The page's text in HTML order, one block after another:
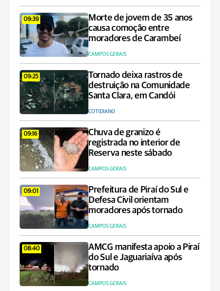
09:39
Morte de jovem de 35 anos
causa comoção entre
moradores de Carambeí
CAMPOS GERAIS
09:25
Tornado deixa rastros de
destruição na Comunidade
Santa Clara, em Candói
COTIDIANO
09:16
Chuva de granizo é
registrada no interior de
Reserva neste sábado
CAMPOS GERAIS
09:01
Prefeitura de Piraí do Sul e
Defesa Civil orientam
moradores após tornado
CAMPOS GERAIS
08:40
AMCG manifesta apoio a Piraí
do Sul e Jaguariaíva após
tornado
CAMPOS GERAIS